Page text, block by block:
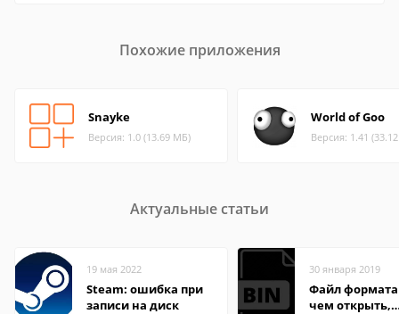
Похожие приложения
Snayke
Версия: 1.0 (13.69 МБ)
World of Goo
Версия: 1.41
Актуальные статьи
19 мая 2022
Steam: ошибка при
записи на диск
30 января 2019
Файл формата
чем открыть,